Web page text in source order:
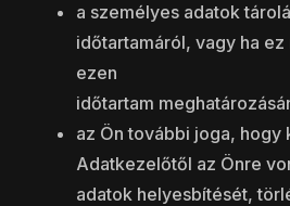
a személyes adatok
időtartamáról, vagy ha
ezen
időtartam
az Ön további joga, hogy
Adatkezelőtől az Önre
adatok helyesbítését,